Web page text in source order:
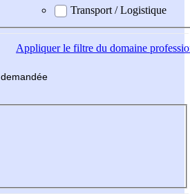
Transport / Logistique
Appliquerle filtre du domaine
demandée